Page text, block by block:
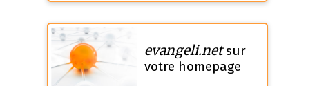
evangeli.netsur
votre homepage